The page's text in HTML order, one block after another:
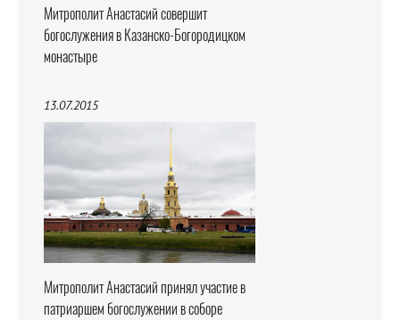
Митрополит Анастасий совершит
богослужения в Казанско-Богородицком
монастыре
13.07.2015
Митрополит Анастасий принял участие в
патриаршем богослужении в соборе